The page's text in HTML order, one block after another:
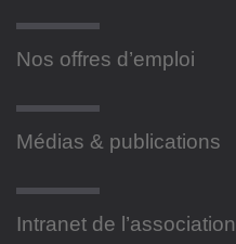
Nos offres d’emploi
Médias & publications
Intranet de l’association